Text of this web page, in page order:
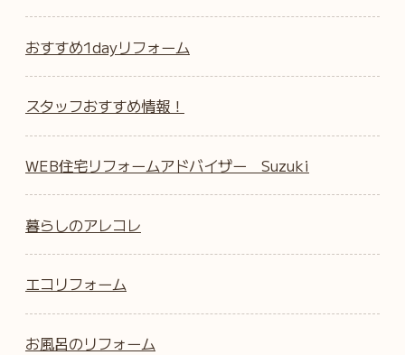
おすすめ1dayリフォーム
スタッフおすすめ情報！
WEB住宅リフォームアドバイザー Suzuki
暮らしのアレコレ
エコリフォーム
お風呂のリフォーム